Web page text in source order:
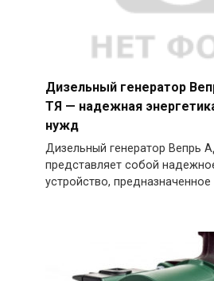
Дизельный генератор
ТЯ — надежная
нужд
Дизельный генератор Вепрь
представляет собой
устройство, предназначенное